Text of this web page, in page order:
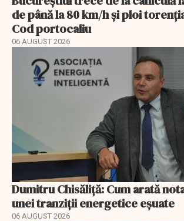
de până la 80 km/h și ploi
Cod portocaliu
06 AUGUST 2026
Dumitru Chisăliță: Cum arată
unei tranziții energetice eșuate
06 AUGUST 2026